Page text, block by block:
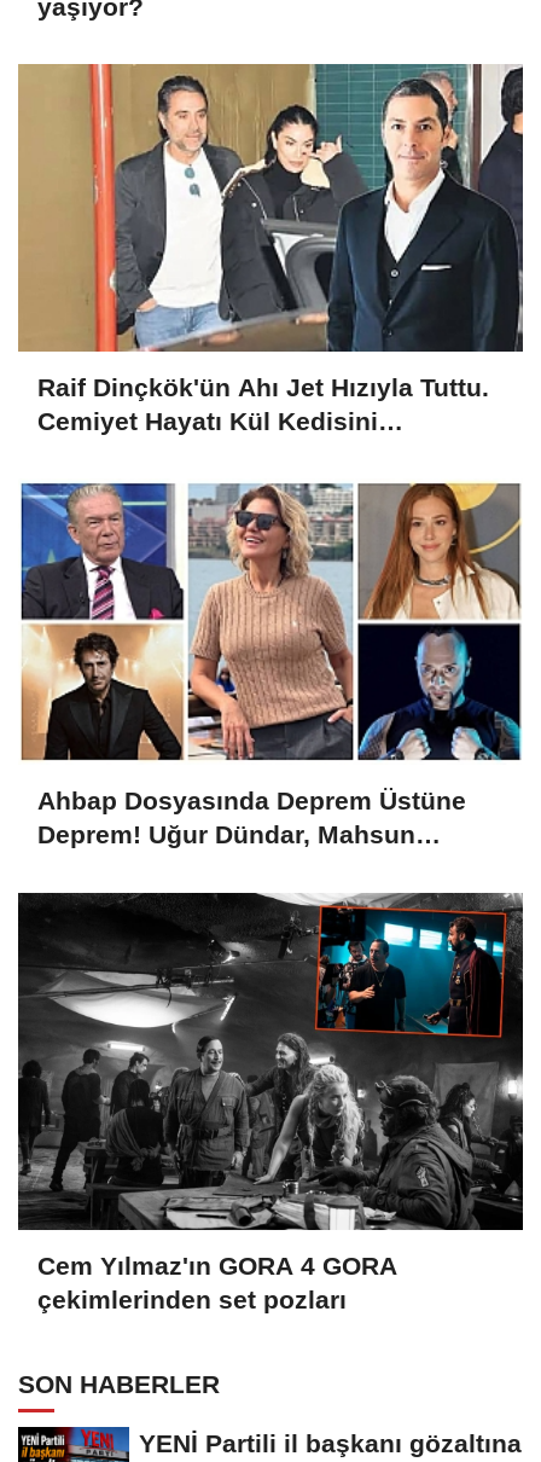
yaşıyor?
Raif Dinçkök'ün Ahı Jet Hızıyla Tuttu.
Cemiyet Hayatı Kül Kedisini
Oldu?
Ahbap Dosyasında Deprem Üstüne
Deprem! Uğur Dündar, Mahsun
Cepkin...
Cem Yılmaz'ın GORA 4 GORA
çekimlerinden set pozları
SON HABERLER
YENİ Partili il başkanı gözaltına